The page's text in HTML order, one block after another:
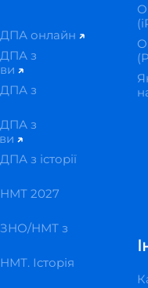
ДПА онлайн
ДПА з
ДПА з
ДПА з
з історії
НМТ 2027
ЗНО/НМТ з
Історія